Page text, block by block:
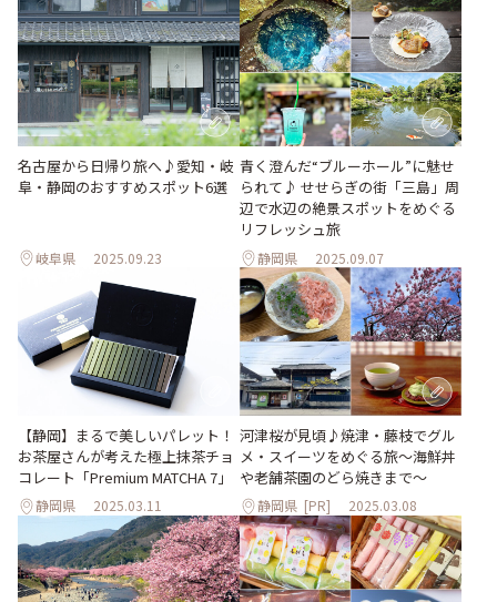
名古屋から日帰り旅へ♪愛知・岐
阜・静岡のおすすめスポット6選
岐阜県 2025.09.23
青く澄んだ“ブルーホール”に魅せ
られて♪ せせらぎの街「三島」周
辺で水辺の絶景スポットをめぐる
リフレッシュ旅
静岡県 2025.09.07
【静岡】まるで美しいパレット！
お茶屋さんが考えた極上抹茶チョ
コレート「Premium MATCHA 7」
静岡県 2025.03.11
河津桜が見頃♪焼津・藤枝でグル
メ・スイーツをめぐる旅～海鮮丼
や老舗茶園のどら焼きまで～
静岡県 [PR] 2025.03.08